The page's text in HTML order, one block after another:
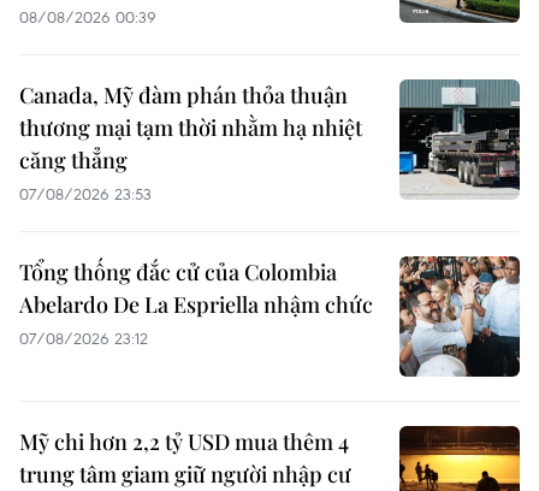
08/08/2026 00:39
Canada, Mỹ đàm phán thỏa thuận
thương mại tạm thời nhằm hạ nhiệt
căng thẳng
07/08/2026 23:53
Tổng thống đắc cử của Colombia
Abelardo De La Espriella nhậm chức
07/08/2026 23:12
Mỹ chi hơn 2,2 tỷ USD mua thêm 4
trung tâm giam giữ người nhập cư